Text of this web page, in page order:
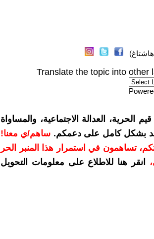
Translate the topic into other
العدالة الاجتماعية، والمساواة
بشكل كامل على دعمكم. ساهم/ي معنا!
تساهمون في استمرار هذا المنبر الحر
،
انقر هنا للاطلاع على معلومات التحويل